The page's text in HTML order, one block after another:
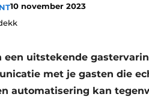
10 november 2023
een uitstekende
met je gasten die
automatisering kan